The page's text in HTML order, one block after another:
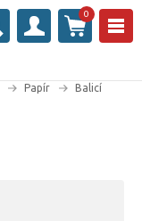
0
Papír Balicí